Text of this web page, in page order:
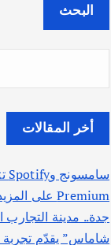
البحث
أخر المقالات
Premium على المزيد من الأجهزة
جدة.. مدينة التجارب
شاماس” يقدّم تجربة